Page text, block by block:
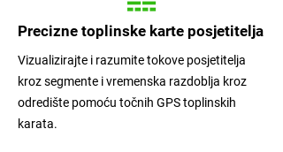
Precizne toplinske karte posjetitelja
Vizualizirajte i razumite tokove posjetitelja
kroz segmente i vremenska razdoblja kroz
odredište pomoću točnih GPS toplinskih
karata.